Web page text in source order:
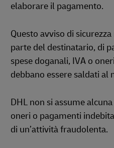
elaborare il pagamento.
Questo avviso di
parte del destinatario, di
spese doganali, IVA o
debbano essere saldati al
DHL non si assume
oneri o pagamenti
di un’attività fraudolenta.